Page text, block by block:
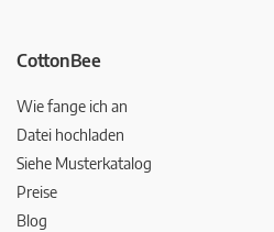
CottonBee
Wie fange ich an
Datei hochladen
Siehe Musterkatalog
Preise
Blog